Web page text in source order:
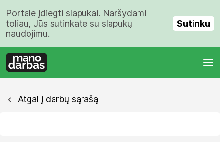
Portale įdiegti slapukai. Naršydami
toliau, Jūs sutinkate su slapukų
naudojimu.
Sutinku
Atgal į darbų sąrašą